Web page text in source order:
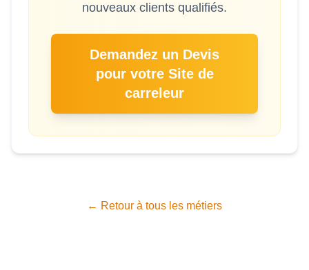
nouveaux clients qualifiés.
Demandez un Devis
pour votre Site de
carreleur
← Retour à tous les métiers